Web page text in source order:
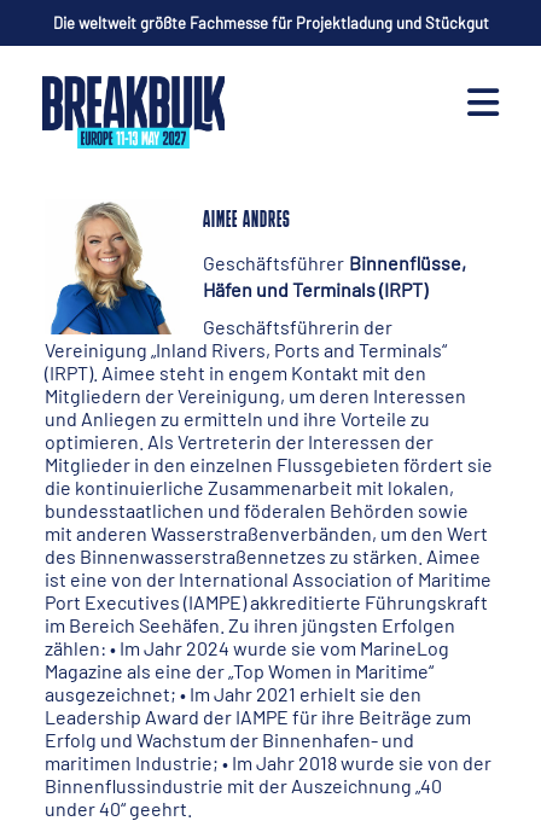
Die weltweit größte Fachmesse für Projektladung und Stückgut
AIMEE ANDRES
Geschäftsführer Binnenflüsse,
Häfen und Terminals (IRPT)
Geschäftsführerin der
Vereinigung „Inland Rivers, Ports and Terminals“
(IRPT). Aimee steht in engem Kontakt mit den
Mitgliedern der Vereinigung, um deren Interessen
und Anliegen zu ermitteln und ihre Vorteile zu
optimieren. Als Vertreterin der Interessen der
Mitglieder in den einzelnen Flussgebieten fördert sie
die kontinuierliche Zusammenarbeit mit lokalen,
bundesstaatlichen und föderalen Behörden sowie
mit anderen Wasserstraßenverbänden, um den Wert
des Binnenwasserstraßennetzes zu stärken. Aimee
ist eine von der International Association of Maritime
Port Executives (IAMPE) akkreditierte Führungskraft
im Bereich Seehäfen. Zu ihren jüngsten Erfolgen
zählen: • Im Jahr 2024 wurde sie vom MarineLog
Magazine als eine der „Top Women in Maritime“
ausgezeichnet; • Im Jahr 2021 erhielt sie den
Leadership Award der IAMPE für ihre Beiträge zum
Erfolg und Wachstum der Binnenhafen- und
maritimen Industrie; • Im Jahr 2018 wurde sie von der
Binnenflussindustrie mit der Auszeichnung „40
under 40“ geehrt.